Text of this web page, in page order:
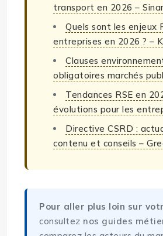
transport en 2026 –
Quels sont les enjeux
entreprises en 2026 ? –
Clauses
obligatoires marchés
Tendances RSE en
évolutions pour les
Directive CSRD :
contenu et conseils –
Pour aller plus loin sur
consultez nos guides